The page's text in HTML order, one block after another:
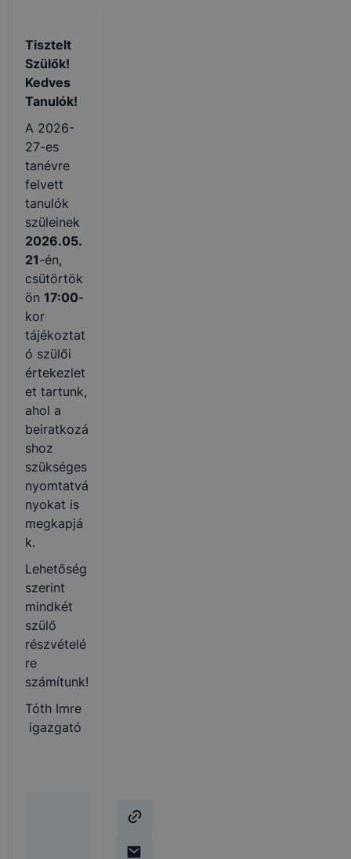
Tisztelt
Szülők!
Kedves
Tanulók!
A 2026-
27-es
tanévre
felvett
tanulók
szüleinek
2026.05.
21-én,
csütörtök
ön 17:00-
kor
tájékoztat
ó szülői
értekezlet
et tartunk,
ahol a
beiratkozá
shoz
szükséges
nyomtatvá
nyokat is
megkapjá
k.
Lehetőség
szerint
mindkét
szülő
részvételé
re
számítunk!
Tóth Imre
igazgató